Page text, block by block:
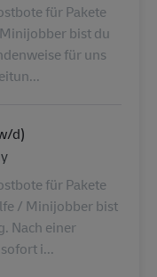
für Pakete
bist du
für uns
d)
für Pakete
/ Minijobber bist
Nach einer
i...